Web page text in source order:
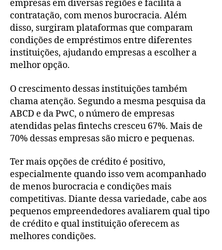
empresas em diversas regiões e facilita a
contratação, com menos burocracia. Além
disso, surgiram plataformas que comparam
condições de empréstimos entre diferentes
instituições, ajudando empresas a escolher a
melhor opção.
O crescimento dessas instituições também
chama atenção. Segundo a mesma pesquisa da
ABCD e da PwC, o número de empresas
atendidas pelas fintechs cresceu 67%. Mais de
70% dessas empresas são micro e pequenas.
Ter mais opções de crédito é positivo,
especialmente quando isso vem acompanhado
de menos burocracia e condições mais
competitivas. Diante dessa variedade, cabe aos
pequenos empreendedores avaliarem qual tipo
de crédito e qual instituição oferecem as
melhores condições.